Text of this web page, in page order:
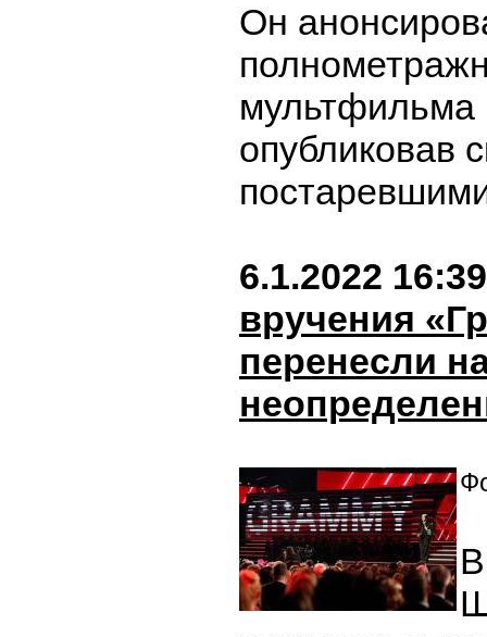
Он
мультфильма
опубликовав
6.1.2022 16:39
вручения
перенесли